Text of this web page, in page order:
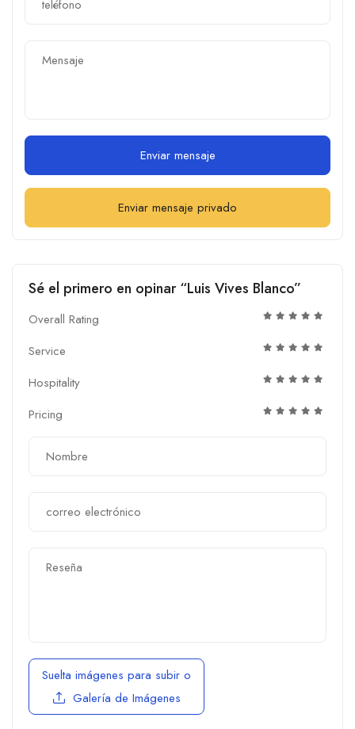
Enviar mensaje
Enviar mensaje privado
Sé el primero en opinar “Luis Vives Blanco”
Overall Rating
Service
Hospitality
Pricing
Suelta imágenes para subir o
Galería de Imágenes